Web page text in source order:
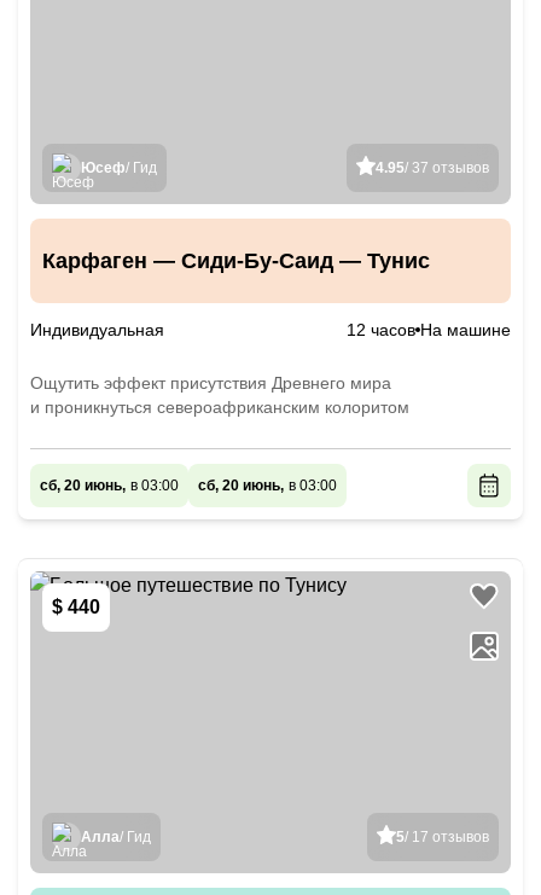
4.95/ 37 отзывов
Юсеф/ Гид
Карфаген — Сиди-Бу-Саид — Тунис
Индивидуальная 12 часов На машине
Ощутить эффект присутствия Древнего мира
и проникнуться североафриканским колоритом
сб, 20 июнь, в 03:00 сб, 20 июнь, в 03:00
$ 440
5/ 17 отзывов
Алла/ Гид